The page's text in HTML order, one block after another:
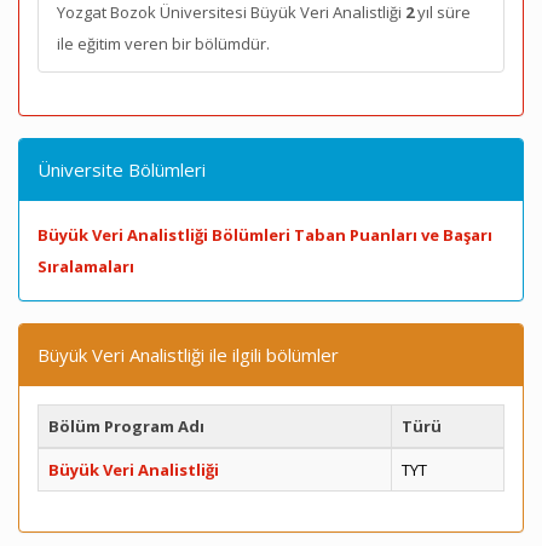
Yozgat Bozok Üniversitesi Büyük Veri Analistliği 2yıl süre
ile eğitim veren bir bölümdür.
Üniversite Bölümleri
Büyük Veri Analistliği Bölümleri Taban Puanları ve Başarı
Sıralamaları
Büyük Veri Analistliği ile ilgili bölümler
Bölüm Program Adı
Türü
Büyük Veri Analistliği
TYT